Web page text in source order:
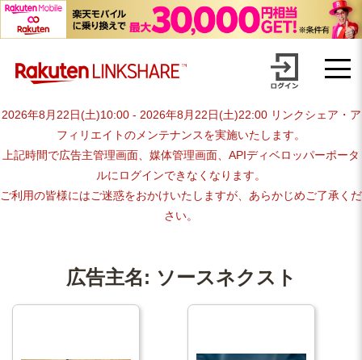
【1円からお支払い可能】アフィリエイトならリンクシェア・ジャパ
2026年8月22日(土)10:00 - 2026年8月22日(土)22:00 リンクシェア・ア
フィリエイトのメンテナンスを実施いたします。
上記時間で広告主管理画面、媒体管理画面、APIディベロッパーポータ
ルにログインできなくなります。
ご利用の皆様にはご迷惑をおかけいたしますが、あらかじめご了承くだ
さい。
広告主名: ソースネクスト